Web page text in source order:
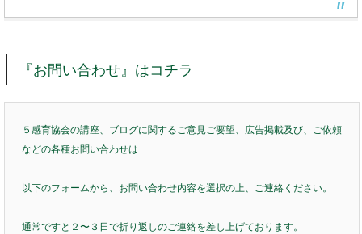
『お問い合わせ』はコチラ
５感育協会の講座、ブログに関するご意見ご要望、広告掲載及び、ご依頼
などの各種お問い合わせは
以下のフォームから、お問い合わせ内容を選択の上、ご連絡ください。
通常ですと２〜３日で折り返しのご連絡を差し上げております。